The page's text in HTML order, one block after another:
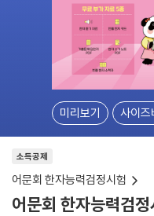
미리보기 사이즈
소득공제
어문회 한자능력검정시험
어문회 한자능력검